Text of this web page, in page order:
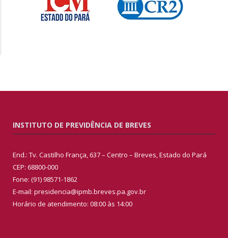
INSTITUTO DE PREVIDÊNCIA DE BREVES
End.: Tv. Castilho França, 637 – Centro – Breves, Estado do Pará
CEP: 68800-000
Fone: (91) 98571-1862
E-mail: presidencia@ipmb.breves.pa.gov.br
Horário de atendimento: 08:00 às 14:00